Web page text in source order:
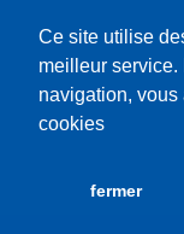
Ce site utilise
meilleur
navigation, vous
cookies
fermer